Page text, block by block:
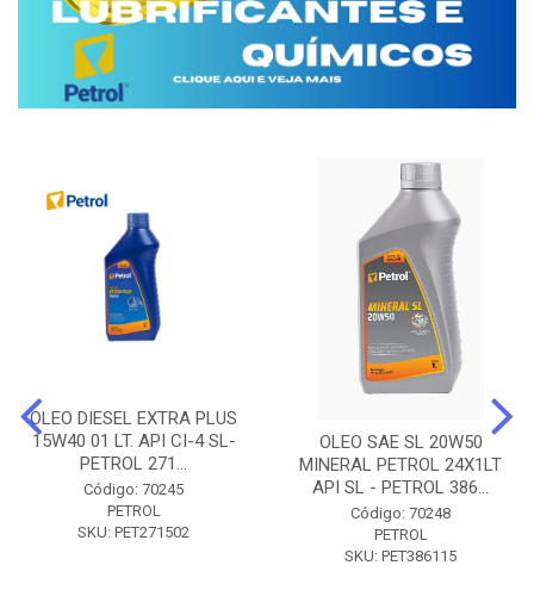
OLEO DIESEL EXTRA PLUS
15W40 01 LT. API CI-4 SL-
PETROL 271...
Código: 70245
PETROL
SKU: PET271502
OLEO SAE SL 20W50
MINERAL PETROL 24X1LT
API SL - PETROL 386...
Código: 70248
PETROL
SKU: PET386115